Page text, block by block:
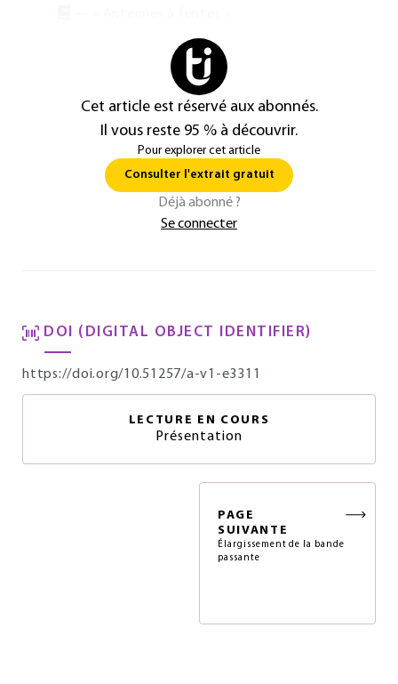
Cet article est réservé aux abonnés.
Il vous reste 95 % à découvrir.
Pour explorer cet article
Consulter l'extrait gratuit
Déjà abonné ?
Se connecter
DOI (DIGITAL OBJECT IDENTIFIER)
https://doi.org/10.51257/a-v1-e3311
LECTURE EN COURS
Présentation
PAGE
SUIVANTE
Élargissement de la bande
passante